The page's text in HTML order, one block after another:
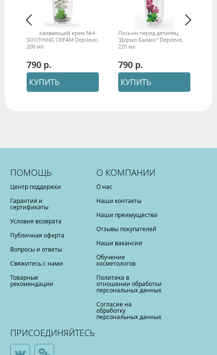
Успокаивающий крем №4
SOOTHING CREAM Depileve,
200 мл.
790
КУПИТЬ
Лосьон перед депиляцией
"Дермо Баланс" Depileve,
220 мл
790
КУПИТЬ
ПОМОЩЬ
Центр поддержки
Гарантия и
сертификаты
Условия возврата
Публичная оферта
Вопросы и ответы
Свяжитесь с нами
Товарные
рекомендации
О КОМПАНИИ
О нас
Наши контакты
Наши преимущества
Отзывы покупателей
Наши вакансии
Обучение
косметологов
Политика в
отношении обработки
персональных данных
Согласие на
обработку
персональных данных
ПРИСОЕДИНЯЙТЕСЬ